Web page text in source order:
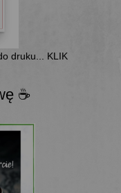
druku... KLIK
☕